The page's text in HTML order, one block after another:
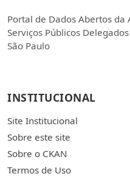
Portal de Dados Abertos da
Serviços Públicos
São Paulo
INSTITUCIONAL
Site Institucional
Sobre este site
Sobre o CKAN
Termos de Uso